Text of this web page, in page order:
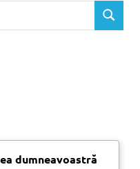
C
dumneavoastră